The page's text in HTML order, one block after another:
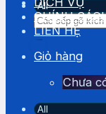
Tìm
kiếm:
CHÍNH
LIÊN HỆ
Giỏ hàng
Chưa